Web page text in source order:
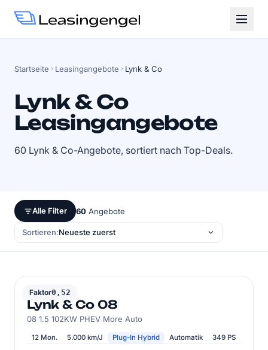
Startseite Leasingangebote Lynk & Co
Lynk & Co
Leasingangebote
60 Lynk & Co-Angebote, sortiert nach Top-Deals.
Alle Filter 60 Angebote
Sortieren:
Faktor0,52
LYNK & CO
Lynk & Co 08
08 1.5 102KW PHEV More Auto
12 Mon. 5.000 km/J Plug-In Hybrid Automatik 349 PS